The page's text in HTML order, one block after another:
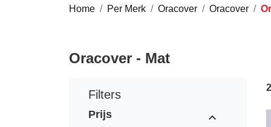
Home Per Merk Oracover Oracover
Oracover - Mat
Filters
Prijs expand_less